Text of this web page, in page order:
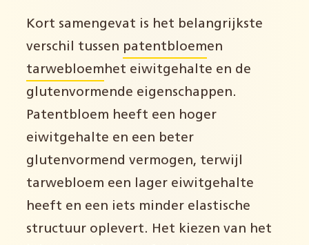
Kort samengevat is het belangrijkste
verschil tussen patentbloemen
tarwebloemhet eiwitgehalte en de
glutenvormende eigenschappen.
Patentbloem heeft een hoger
eiwitgehalte en een beter
glutenvormend vermogen, terwijl
tarwebloem een lager eiwitgehalte
heeft en een iets minder elastische
structuur oplevert. Het kiezen van het